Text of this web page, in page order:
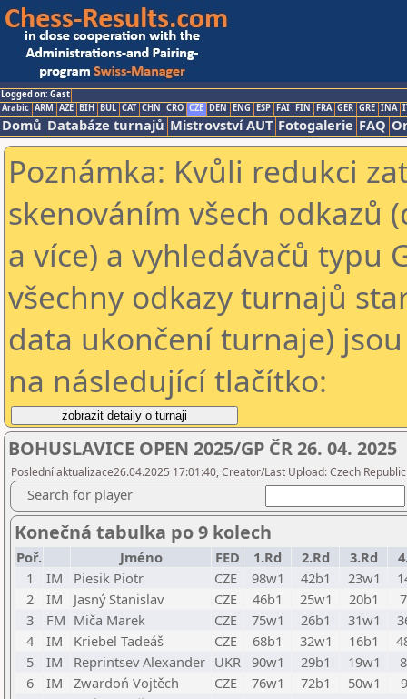
Logged on: Gast
Arabic ARM AZE BIH BUL CAT CHN CRO CZE DEN ENG ESP FAI FIN FRA GER GRE INA
Domů Databáze turnajů Mistrovství AUT Fotogalerie FAQ
Poznámka: Kvůli redukci
skenováním všech odkazů
a více) a vyhledávačů typu
všechny odkazy turnajů
data ukončení turnaje)
na následující tlačítko:
BOHUSLAVICE OPEN 2025/GP ČR 26. 04. 2025
Poslední aktualizace26.04.2025 17:01:40, Creator/Last Upload: Czech
Search for player
Konečná tabulka po 9 kolech
Poř. Jméno FED 1.Rd 2.Rd 3.Rd
1
IM Piesik Piotr CZE 98w1 42b1 23w1
2
IM Jasný Stanislav CZE 46b1 25w1 20b1
3
FM Miča Marek CZE 75w1 26b1 31w1
4
IM Kriebel Tadeáš CZE 68b1 32w1 16b1
5
IM Reprintsev Alexander UKR 90w1 29b1 19w1
6
IM Zwardoń Vojtěch CZE 76w1 72b1 50w1